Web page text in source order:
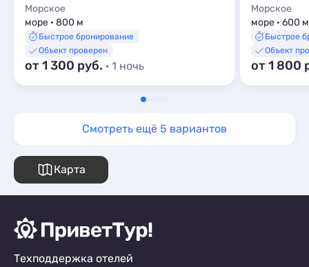
Морское
море · 800 м
Быстрое бронирование
Объект проверен
от 1 300 руб. · 1 ночь
Морское
море · 600 м
Быстрое
Объект
от 1 800
Смотреть ещё 5 вариантов
Карта
Техподдержка отелей